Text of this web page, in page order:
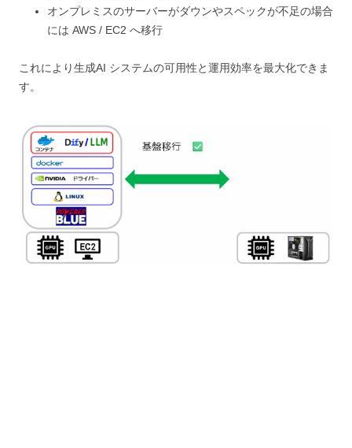
オンプレミスのサーバーがダウンやスペックが不足の場合
には AWS / EC2 へ移行
これにより生成AI システムの可用性と運用効率を最大化できま
す。